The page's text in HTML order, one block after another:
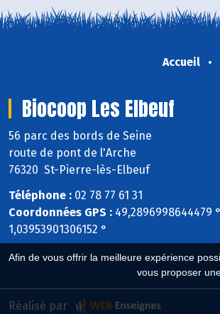
Afin de vous offrir la meilleure expérience
vous proposer
Accueil
Biocoop Les Elbeuf
56 parc des bords de Seine
route de pont de l'Arche
76320 St-Pierre-lès-Elbeuf
Téléphone : 02 78 77 61 31
Coordonnées GPS : 49,2896998644479
1,03953901306152 °
Réalisé par